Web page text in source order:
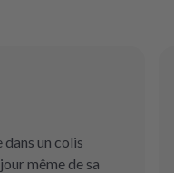
un colis
même de sa